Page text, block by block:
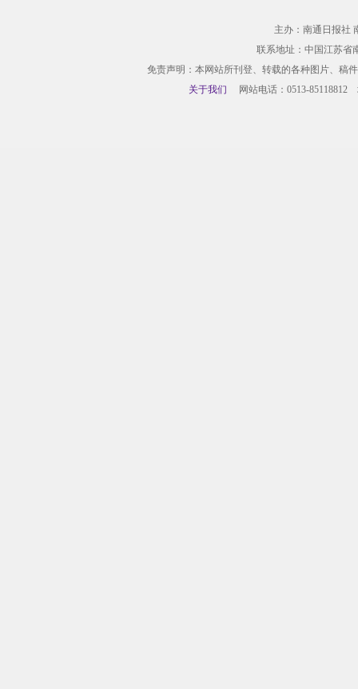
主办：南通日报社
联系地址：中国江苏省
免责声明：本网站所刊登、转载的各种图片、稿
关于我们 网站电话：0513-85118812